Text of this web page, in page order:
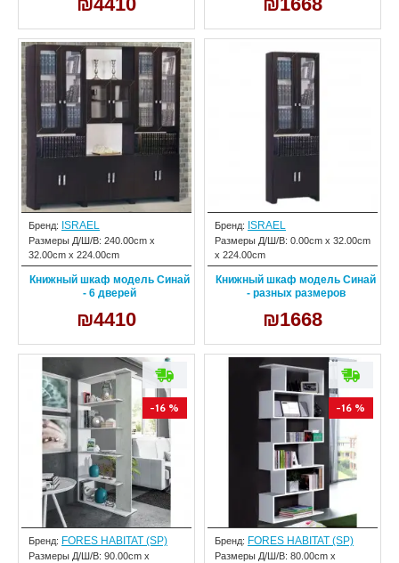
Бренд: ISRAEL
Размеры Д/Ш/В: 240.00cm x
32.00cm x 224.00cm
Книжный шкаф модель Синай
- 6 дверей
₪4410
Бренд: ISRAEL
Размеры Д/Ш/В: 0.00cm x 32.00cm
x 224.00cm
Книжный шкаф модель Синай
- разных размеров
₪1668
-16 %
Бренд: FORES HABITAT (SP)
Размеры Д/Ш/В: 90.00cm x
-16 %
Бренд: FORES HABITAT (SP)
Размеры Д/Ш/В: 80.00cm x